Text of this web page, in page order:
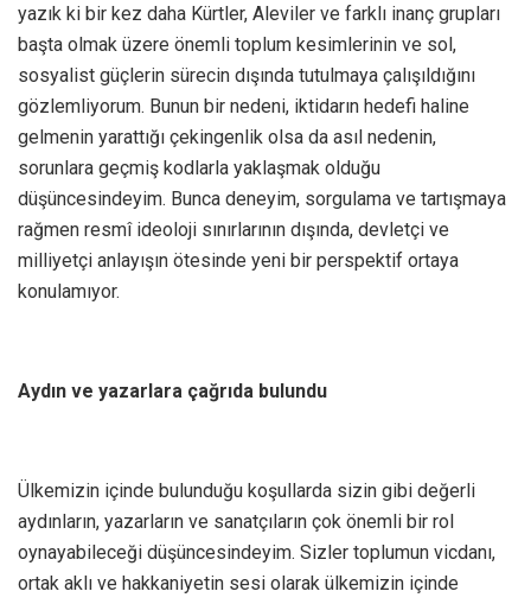
yazık ki bir kez daha Kürtler, Aleviler ve farklı inanç grupları
başta olmak üzere önemli toplum kesimlerinin ve sol,
sosyalist güçlerin sürecin dışında tutulmaya çalışıldığını
gözlemliyorum. Bunun bir nedeni, iktidarın hedefi haline
gelmenin yarattığı çekingenlik olsa da asıl nedenin,
sorunlara geçmiş kodlarla yaklaşmak olduğu
düşüncesindeyim. Bunca deneyim, sorgulama ve tartışmaya
rağmen resmî ideoloji sınırlarının dışında, devletçi ve
milliyetçi anlayışın ötesinde yeni bir perspektif ortaya
konulamıyor.
Aydın ve yazarlara çağrıda bulundu
Ülkemizin içinde bulunduğu koşullarda sizin gibi değerli
aydınların, yazarların ve sanatçıların çok önemli bir rol
oynayabileceği düşüncesindeyim. Sizler toplumun vicdanı,
ortak aklı ve hakkaniyetin sesi olarak ülkemizin içinde